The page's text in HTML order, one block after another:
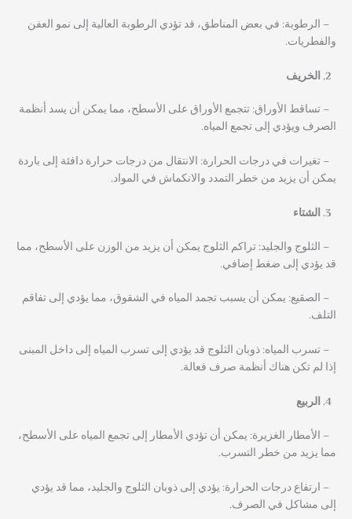
– الرطوبة: في بعض المناطق، قد تؤدي الرطوبة العالية إلى نمو العفن
والفطريات.
الخريف
– تساقط الأوراق: تتجمع الأوراق على الأسطح، مما يمكن أن يسد أنظمة
الصرف ويؤدي إلى تجمع المياه.
– تغيرات في درجات الحرارة: الانتقال من درجات حرارة دافئة إلى باردة
يمكن أن يزيد من خطر التمدد والانكماش في المواد.
الشتاء
– الثلوج والجليد: تراكم الثلوج يمكن أن يزيد من الوزن على الأسطح، مما
قد يؤدي إلى ضغط إضافي.
– الصقيع: يمكن أن يسبب تجمد المياه في الشقوق، مما يؤدي إلى تفاقم
التلف.
– تسرب المياه: ذوبان الثلوج قد يؤدي إلى تسرب المياه إلى داخل المبنى
إذا لم تكن هناك أنظمة صرف فعالة.
الربيع
– الأمطار الغزيرة: يمكن أن تؤدي الأمطار إلى تجمع المياه على الأسطح،
مما يزيد من خطر التسرب.
– ارتفاع درجات الحرارة: يؤدي إلى ذوبان الثلوج والجليد، مما قد يؤدي
إلى مشاكل في الصرف.